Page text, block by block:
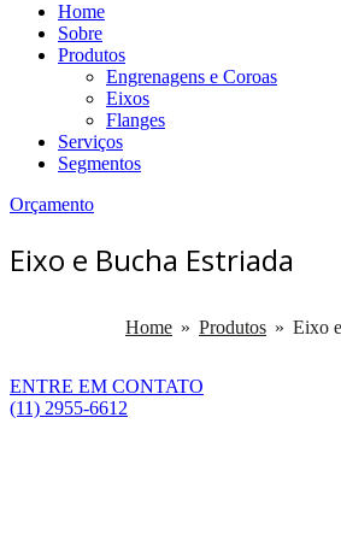
Home
Sobre
Produtos
Engrenagens e Coroas
Eixos
Flanges
Serviços
Segmentos
Orçamento
Eixo e Bucha Estriada
Home » Produtos » Eixo
ENTRE EM CONTATO
(11) 2955-6612